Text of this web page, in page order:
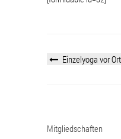
Einzelyoga vor
Mitgliedschaften